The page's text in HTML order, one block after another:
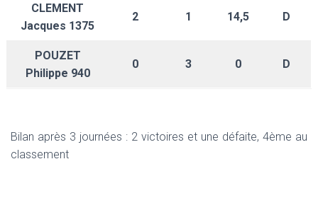
CLEMENT
Jacques 1375
2 1 14,5 D
POUZET
Philippe 940
0 3 0 D
Bilan après 3 journées : 2 victoires et une défaite, 4ème au
classement